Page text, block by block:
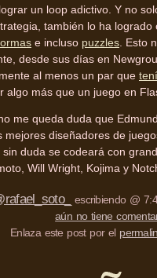
un loop adictivo. Y no
también lo ha logrado
e incluso puzzles . Esto
desde sus días en
al menos un par que
algo más que un juego en
me queda duda que
mejores diseñadores de
sin duda se codeará con
Will Wright, Kojima y
escribiendo @
aún no tiene
Enlaza este post por el